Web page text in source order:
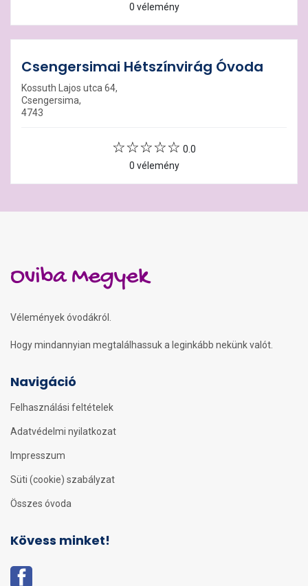
0 vélemény
Csengersimai Hétszínvirág Óvoda
Kossuth Lajos utca 64,
Csengersima,
4743
0.0
0 vélemény
Oviba Megyek
Vélemények óvodákról.
Hogy mindannyian megtalálhassuk a leginkább nekünk valót.
Navigáció
Felhasználási feltételek
Adatvédelmi nyilatkozat
Impresszum
Süti (cookie) szabályzat
Összes óvoda
Kövess minket!